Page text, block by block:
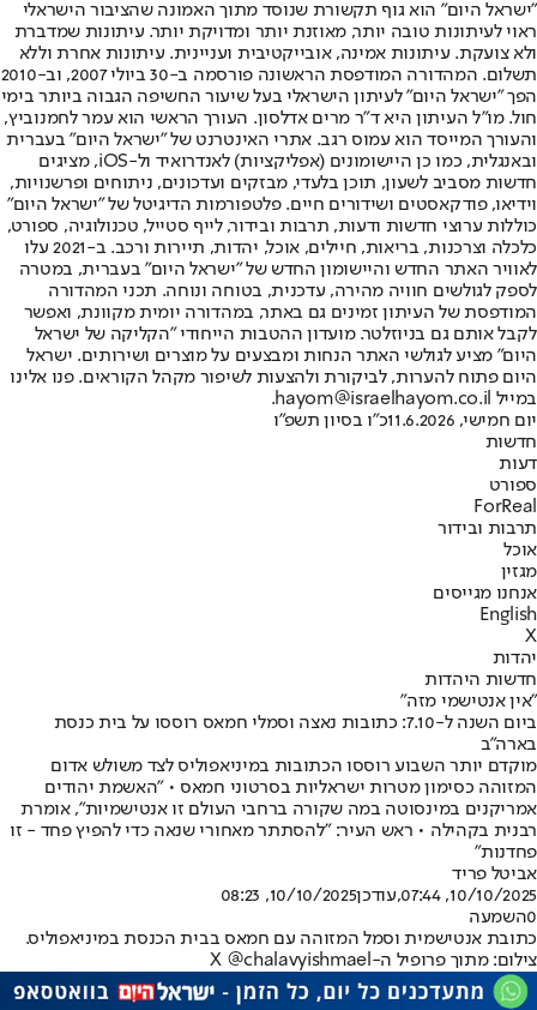
"ישראל היום" הוא גוף תקשורת שנוסד מתוך האמונה שהציבור הישראלי
ראוי לעיתונות טובה יותר, מאוזנת יותר ומדויקת יותר. עיתונות שמדברת
ולא צועקת. עיתונות אמינה, אובייקטיבית ועניינית. עיתונות אחרת וללא
תשלום. המהדורה המודפסת הראשונה פורסמה ב-30 ביולי 2007, וב-2010
הפך "ישראל היום" לעיתון הישראלי בעל שיעור החשיפה הגבוה ביותר בימי
חול. מו"ל העיתון היא ד"ר מרים אדלסון. העורך הראשי הוא עמר לחמנוביץ,
והעורך המייסד הוא עמוס רגב. אתרי האינטרנט של "ישראל היום" בעברית
ובאנגלית, כמו כן היישומונים (אפליקציות) לאנדרואיד ול-iOS, מציגים
חדשות מסביב לשעון, תוכן בלעדי, מבזקים ועדכונים, ניתוחים ופרשנויות,
וידיאו, פודקאסטים ושידורים חיים. פלטפורמות הדיגיטל של "ישראל היום"
כוללות ערוצי חדשות ודעות, תרבות ובידור, לייף סטייל, טכנולוגיה, ספורט,
כלכלה וצרכנות, בריאות, חיילים, אוכל, יהדות, תיירות ורכב. ב-2021 עלו
לאוויר האתר החדש והיישומון החדש של "ישראל היום" בעברית, במטרה
לספק לגולשים חוויה מהירה, עדכנית, בטוחה ונוחה. תכני המהדורה
המודפסת של העיתון זמינים גם באתר, במהדורה יומית מקוונת, ואפשר
לקבל אותם גם בניוזלטר. מועדון ההטבות הייחודי "הקליקה של ישראל
היום" מציע לגולשי האתר הנחות ומבצעים על מוצרים ושירותים. ישראל
היום פתוח להערות, לביקורת ולהצעות לשיפור מקהל הקוראים. פנו אלינו
במייל hayom@israelhayom.co.il.
יום חמישי, 11.6.2026
כ"ו בסיון תשפ"ו
חדשות
דעות
ספורט
ForReal
תרבות ובידור
אוכל
מגזין
אנחנו מגייסים
English
X
יהדות
חדשות היהדות
"אין אנטישמי מזה"
ביום השנה ל-7.10: כתובות נאצה וסמלי חמאס רוססו על בית כנסת
בארה"ב
מוקדם יותר השבוע רוססו הכתובות במיניאפוליס לצד משולש אדום
המזוהה כסימון מטרות ישראליות בסרטוני חמאס • "האשמת יהודים
אמריקנים במינסוטה במה שקורה ברחבי העולם זו אנטישמיות", אומרת
רבנית בקהילה • ראש העיר: "להסתתר מאחורי שנאה כדי להפיץ פחד - זו
פחדנות"
אביטל פריד
10/10/2025, 07:44
,עודכן10/10/2025, 08:23
0השמעה
כתובת אנטישמית וסמל המזוהה עם חמאס בבית הכנסת במיניאפוליס.
צילום: מתוך פרופיל ה-X @chalavyishmael